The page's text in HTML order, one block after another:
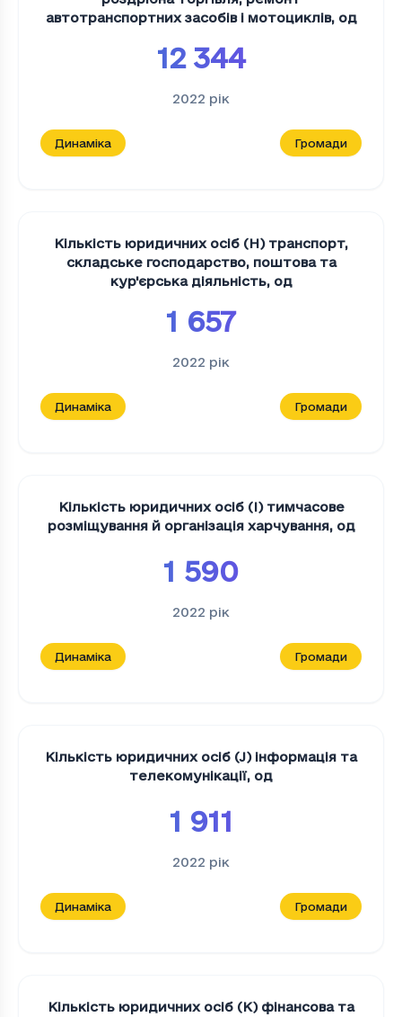
автотранспортних засобів і мотоциклів, од
12 344
2022 рік
Динаміка Громади
Кількість юридичних осіб (H) транспорт,
складське господарство, поштова та
кур'єрська діяльність, од
1 657
2022 рік
Динаміка Громади
Кількість юридичних осіб (I) тимчасове
розміщування й організація харчування, од
1 590
2022 рік
Динаміка Громади
Кількість юридичних осіб (J) інформація та
телекомунікації, од
1 911
2022 рік
Динаміка Громади
Кількість юридичних осіб (K) фінансова та